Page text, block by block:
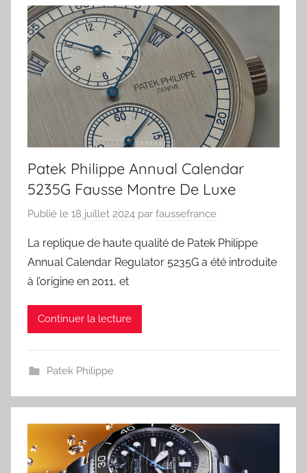
Patek Philippe Annual Calendar
5235G Fausse Montre De Luxe
Publié le 18 juillet 2024 par faussefrance
La replique de haute qualité de Patek Philippe
Annual Calendar Regulator 5235G a été introduite
à l’origine en 2011, et
Continuer la lecture
Patek Philippe